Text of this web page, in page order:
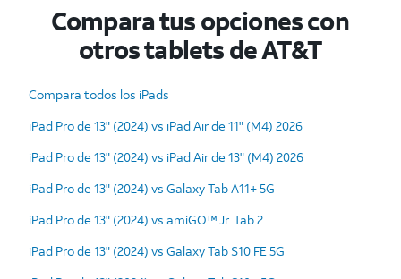
Compara tus opciones con
otros tablets de AT&T
Compara todos los iPads
iPad Pro de 13" (2024) vs iPad Air de 11" (M4) 2026
iPad Pro de 13" (2024) vs iPad Air de 13" (M4) 2026
iPad Pro de 13" (2024) vs Galaxy Tab A11+ 5G
iPad Pro de 13" (2024) vs amiGO™ Jr. Tab 2
iPad Pro de 13" (2024) vs Galaxy Tab S10 FE 5G